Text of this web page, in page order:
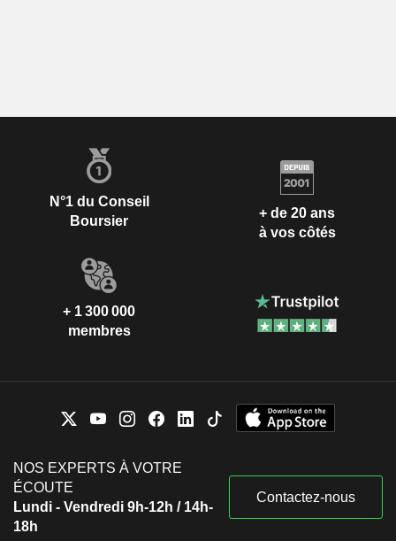
N°1 du Conseil
Boursier
+ de 20 ans
à vos côtés
+ 1 300 000
membres
NOS EXPERTS À VOTRE
ÉCOUTE
Lundi - Vendredi 9h-12h / 14h-
18h
Contactez-nous